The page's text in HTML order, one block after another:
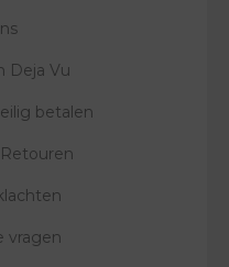
Deja Vu
betalen
vragen